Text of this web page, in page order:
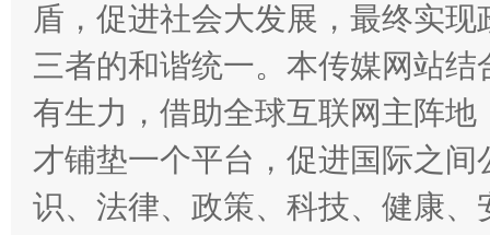
盾，促进社会大发展，最终实
三者的和谐统一。本传媒网站
有生力，借助全球互联网主阵
才铺垫一个平台，促进国际之
识、法律、政策、科技、健康